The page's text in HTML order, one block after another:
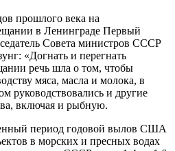
прошлого века на
в Ленинграде Первый
Совета министров СССР
«Догнать и перегнать
речь шла о том, чтобы
мяса, масла и молока, в
руководствовались и другие
включая и рыбную.
период годовой вылов США
в морских и пресных водах